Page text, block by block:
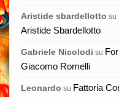
Aristide sbardellotto su
Aristide Sbardellotto
Gabriele Nicolodi su
Giacomo Romelli
Leonardo su Fattoria